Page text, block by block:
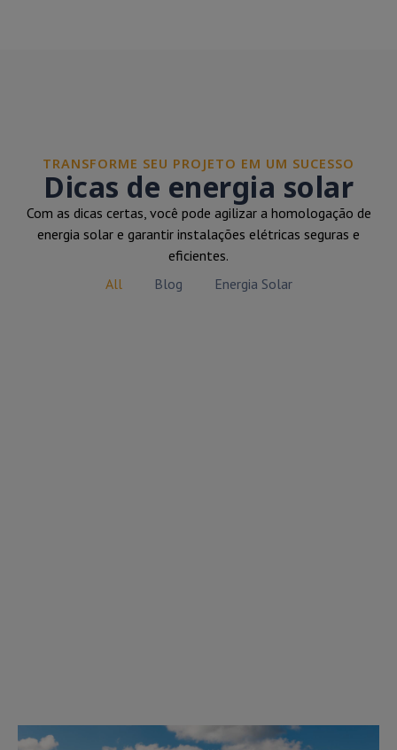
TRANSFORME SEU PROJETO EM UM SUCESSO
Dicas de energia solar
Com as dicas certas, você pode agilizar a homologação de
energia solar e garantir instalações elétricas seguras e
eficientes.
All
Blog Energia Solar